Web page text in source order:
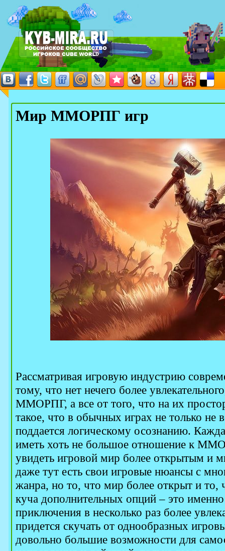
Мир ММОРПГ игр
Рассматривая игровую индустрию
тому, что нет нечего более
ММОРПГ, а все от того, что на их
такое, что в обычных играх не только не
поддается логическому осознанию.
иметь хоть не большое отношение к
увидеть игровой мир более открытым и
даже тут есть свои игровые нюансы с
жанра, но то, что мир более открыт и то,
куча дополнительных опций – это именно
приключения в несколько раз более
придется скучать от однообразных
довольно большие возможности для